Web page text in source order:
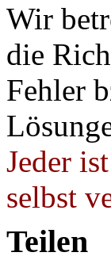
Wir
die
Fehler
Jeder
selbst
Teilen